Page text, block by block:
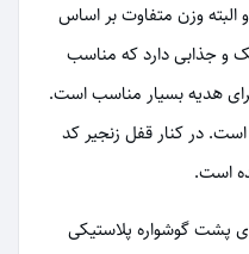
وزن متفاوت بر اساس
و جذابی دارد که مناسب
هدیه بسیار مناسب است.
در کنار قفل زنجیر کد
است.
پشت گوشواره پلاستیکی